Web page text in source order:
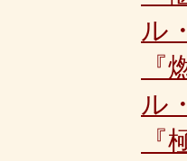
ル
ル